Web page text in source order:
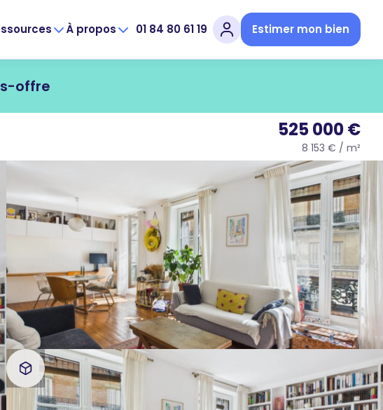
À propos 01 84 80 61 19 Estimer mon bien
offre
525 000 €
8 153 € / m²